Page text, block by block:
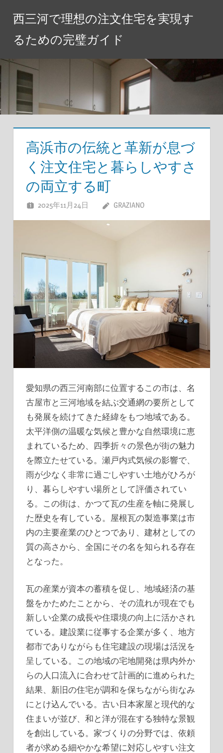
ツ
キ
西三河で理想の注文住宅を実現す
るための完璧ガイド
高浜市の伝統と革新が息づ
く注文住宅と暮らしやすさ
の両立する町
2025年11月24日 GRAZIANO
愛知県の西三河南部に位置するこの市は、名
古屋市と三河地域を結ぶ交通網の要所として
も発展を続けてきた経緯をもつ地域である。
太平洋側の温暖な気候と豊かな自然環境に恵
まれているため、四季折々の景色が街の魅力
を際立たせている。瀬戸内式気候の影響で、
雨が少なく非常に過ごしやすい土地がひろが
り、暮らしやすい場所として評価されてい
る。この街は、かつて瓦の生産を軸に発展し
た歴史を有している。屋根瓦の製造事業は市
内の主要産業のひとつであり、建材としての
質の高さから、全国にその名を知られる存在
となった。
瓦の産業が資本の蓄積を促し、地域経済の基
盤をかためたことから、その流れが現在でも
新しい企業の成長や住環境の向上に活かされ
ている。建設業に従事する企業が多く、地方
都市でありながらも住宅建設の現場は活況を
呈している。この地域の宅地開発は県内外か
らの人口流入に合わせて計画的に進められた
結果、新旧の住宅が調和を保ちながら街なみ
にとけ込んでいる。古い日本家屋と現代的な
住まいが並び、和と洋が混在する独特な景観
を創出している。家づくりの分野では、依頼
者が求める細やかな希望に対応しやすい注文